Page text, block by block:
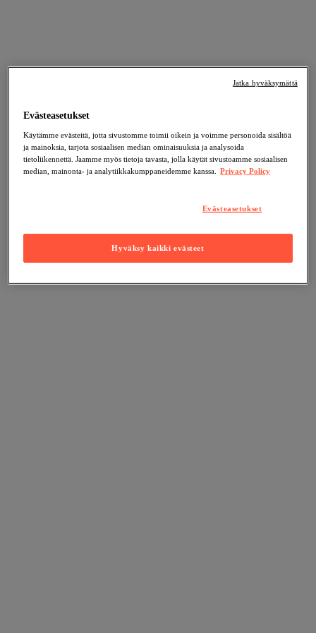
Evästeasetukset
Käytämme evästeitä, jotta sivustomme toimii oikein ja voimme personoida sisältöä
ja mainoksia, tarjota sosiaalisen median ominaisuuksia ja analysoida
tietoliikennettä. Jaamme myös tietoja tavasta, jolla käytät sivustoamme sosiaalisen
median, mainonta- ja analytiikkakumppaneidemme kanssa.
Privacy Policy
Evästeasetukset
Hyväksy kaikki evästeet
Jatka hyväksymättä